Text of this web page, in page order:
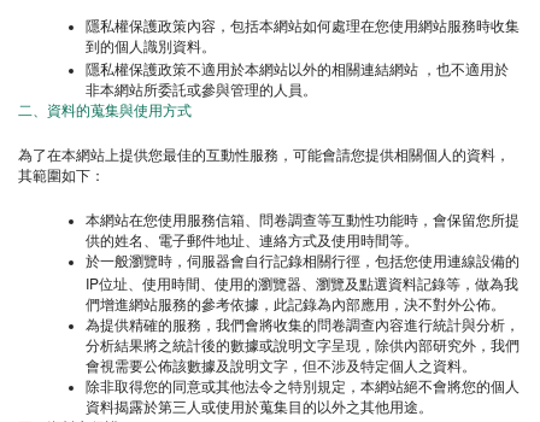
隱私權保護政策內容，包括本網站如何處理在您使用網站服務時收集
到的個人識別資料。
隱私權保護政策不適用於本網站以外的相關連結網站 ，也不適用於
非本網站所委託或參與管理的人員。
二、資料的蒐集與使用方式
為了在本網站上提供您最佳的互動性服務，可能會請您提供相關個人的資料，
其範圍如下：
本網站在您使用服務信箱、問卷調查等互動性功能時，會保留您所提
供的姓名、電子郵件地址、連絡方式及使用時間等。
於一般瀏覽時，伺服器會自行記錄相關行徑，包括您使用連線設備的
IP位址、使用時間、使用的瀏覽器、瀏覽及點選資料記錄等，做為我
們增進網站服務的參考依據，此記錄為內部應用，決不對外公佈。
為提供精確的服務，我們會將收集的問卷調查內容進行統計與分析，
分析結果將之統計後的數據或說明文字呈現，除供內部研究外，我們
會視需要公佈該數據及說明文字，但不涉及特定個人之資料。
除非取得您的同意或其他法令之特別規定，本網站絕不會將您的個人
資料揭露於第三人或使用於蒐集目的以外之其他用途。